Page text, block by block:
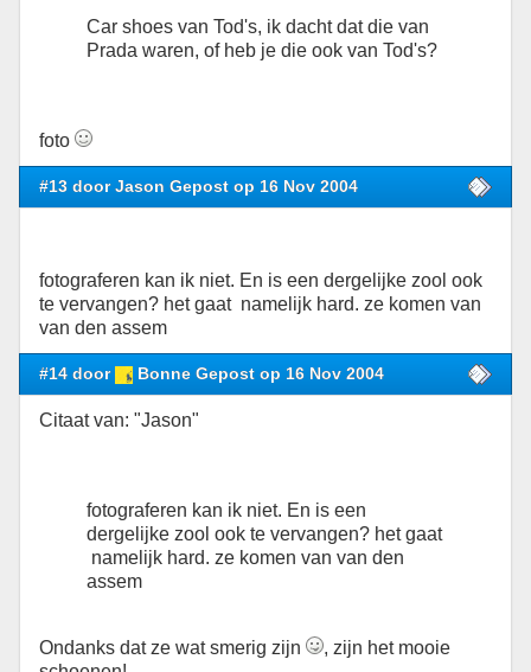
Car shoes van Tod's, ik dacht dat die van
Prada waren, of heb je die ook van Tod's?
foto
#13 door Jason Gepost op 16 Nov 2004
fotograferen kan ik niet. En is een dergelijke zool ook
te vervangen? het gaat namelijk hard. ze komen van
van den assem
#14 door Bonne Gepost op 16 Nov 2004
Citaat van: "Jason"
fotograferen kan ik niet. En is een
dergelijke zool ook te vervangen? het gaat
namelijk hard. ze komen van van den
assem
Ondanks dat ze wat smerig zijn
, zijn het mooie